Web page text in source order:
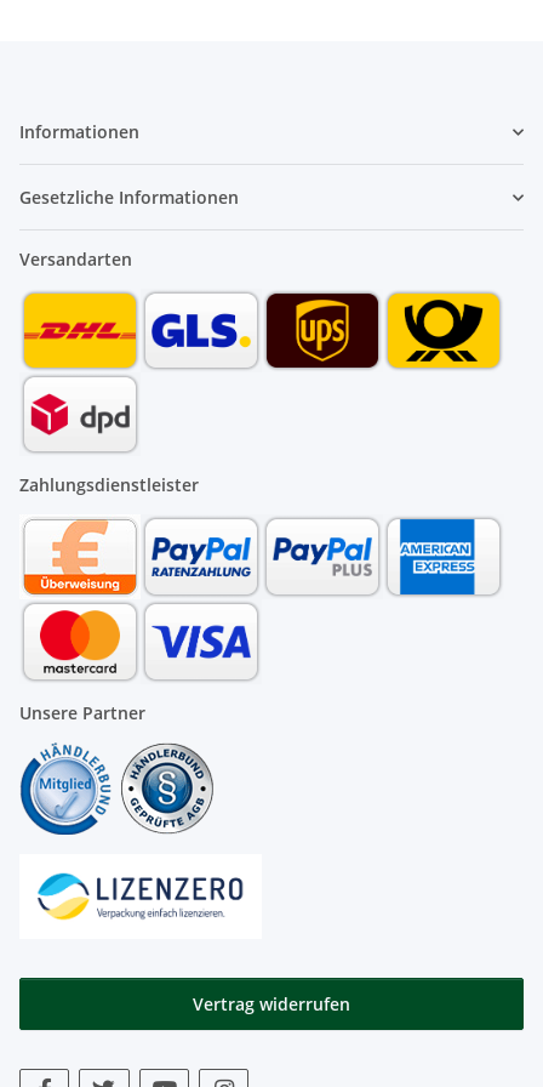
Informationen
Gesetzliche Informationen
Versandarten
Zahlungsdienstleister
Unsere Partner
Vertrag widerrufen